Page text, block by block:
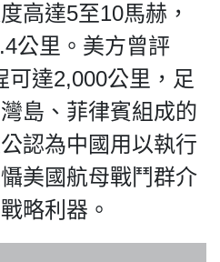
高達5至10馬赫，
公里。美方曾評
可達2,000公里，足
島、菲律賓組成的
認為中國用以執行
美國航母戰鬥群介
略利器。